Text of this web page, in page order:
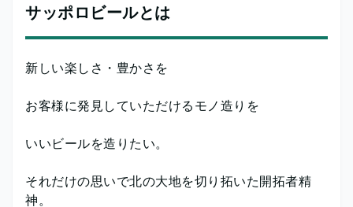
サッポロビールとは
新しい楽しさ・豊かさを
お客様に発見していただけるモノ造りを
いいビールを造りたい。
それだけの思いで北の大地を切り拓いた開拓者精
神。